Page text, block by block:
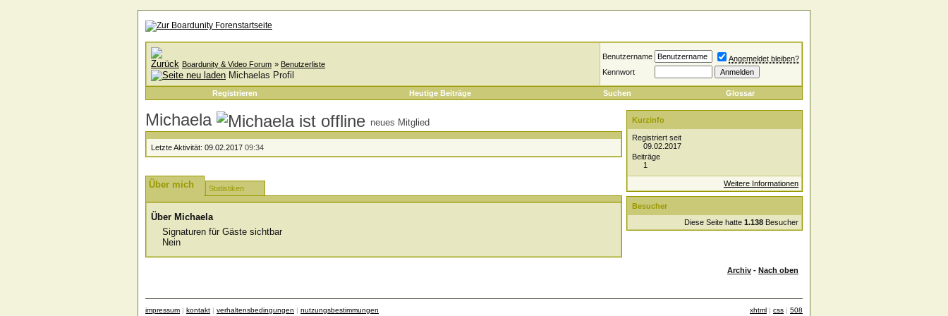
Boardunity & Video Forum » Benutzerliste
Michaelas Profil
Benutzername
Angemeldet bleiben?
Kennwort
Registrieren Heutige Beiträge Suchen Glossar
Michaela neues Mitglied
Letzte Aktivität: 09.02.2017 09:34
Über mich Statistiken
Über Michaela
Signaturen für Gäste sichtbar
Nein
Kurzinfo
Registriert seit
09.02.2017
Beiträge
1
Weitere Informationen
Besucher
Diese Seite hatte 1.138 Besucher
Archiv - Nach oben
impressum | kontakt | verhaltensbedingungen | nutzungsbestimmungen xhtml | css | 508